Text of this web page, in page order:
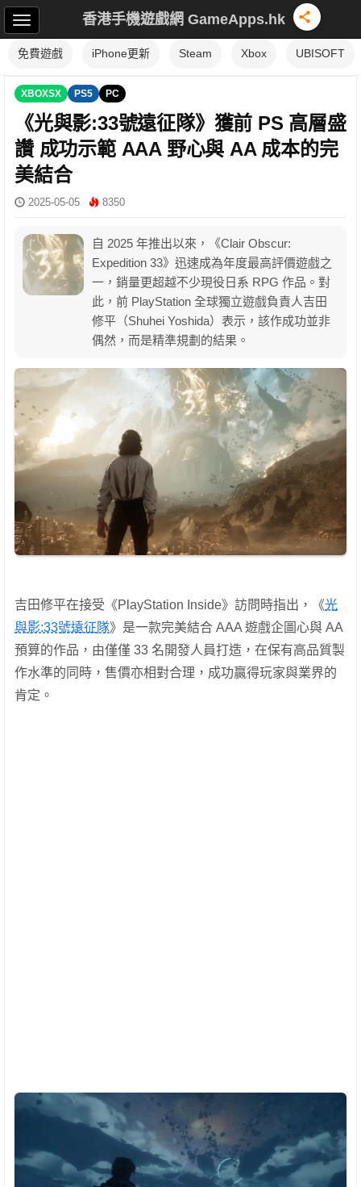
香港手機遊戲網 GameApps.hk
免費遊戲 iPhone更新 Steam Xbox UBISOFT
XBOXSX PS5 PC
《光與影:33號遠征隊》獲前 PS 高層盛
讚 成功示範 AAA 野心與 AA 成本的完
美結合
2025-05-05 8350
自 2025 年推出以來，《Clair Obscur:
Expedition 33》迅速成為年度最高評價遊戲之
一，銷量更超越不少現役日系 RPG 作品。對
此，前 PlayStation 全球獨立遊戲負責人吉田
修平（Shuhei Yoshida）表示，該作成功並非
偶然，而是精準規劃的結果。
吉田修平在接受《PlayStation Inside》訪問時指出，《光
與影:33號遠征隊》是一款完美結合 AAA 遊戲企圖心與 AA
預算的作品，由僅僅 33 名開發人員打造，在保有高品質製
作水準的同時，售價亦相對合理，成功贏得玩家與業界的
肯定。